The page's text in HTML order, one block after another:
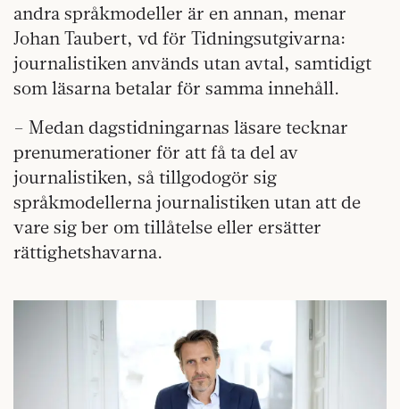
andra språkmodeller är en annan, menar
Johan Taubert, vd för Tidningsutgivarna:
journalistiken används utan avtal, samtidigt
som läsarna betalar för samma innehåll.
– Medan dagstidningarnas läsare tecknar
prenumerationer för att få ta del av
journalistiken, så tillgodogör sig
språkmodellerna journalistiken utan att de
vare sig ber om tillåtelse eller ersätter
rättighetshavarna.